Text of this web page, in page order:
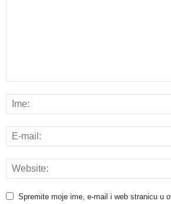
Spremite moje ime, e-mail i web stranicu u